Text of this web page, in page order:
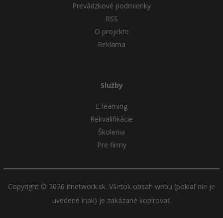
Prevádzkové podmienky
RSS
O projekte
Reklama
Služby
E-learning
Rekvalifikácie
Školenia
Pre firmy
Copyright © 2026 itnetwork.sk. Všetok obsah webu (pokiaľ nie je
uvedené inak) je zakázané kopírovať.